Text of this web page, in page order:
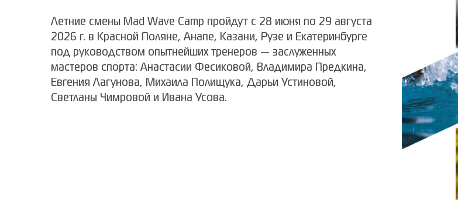
Летние смены Mad Wave Camp пройдут с 28 июня по 29 августа
2026 г. в Красной Поляне, Анапе, Казани, Рузе и Екатеринбурге
под руководством опытнейших тренеров — заслуженных
мастеров спорта: Анастасии Фесиковой, Владимира Предкина,
Евгения Лагунова, Михаила Полищука, Дарьи Устиновой,
Светланы Чимровой и Ивана Усова.